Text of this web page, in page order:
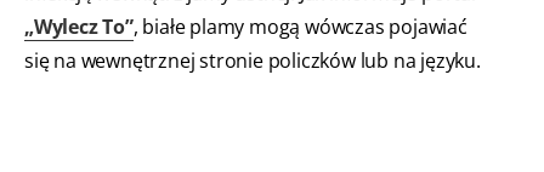
„Wylecz To”, białe plamy mogą wówczas pojawiać
się na wewnętrznej stronie policzków lub na języku.